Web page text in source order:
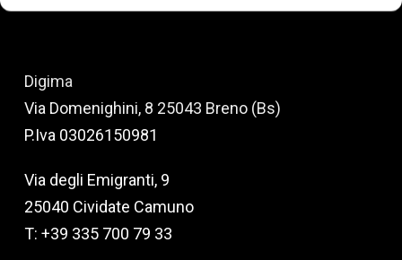
Digima
Via Domenighini, 8 25043 Breno (Bs)
P.Iva 03026150981
Via degli Emigranti, 9
25040 Cividate Camuno
T: +39 335 700 79 33